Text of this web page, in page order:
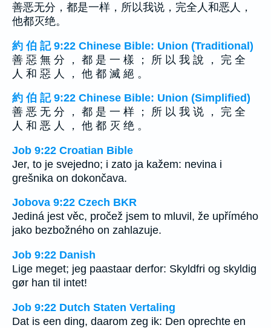
善恶无分，都是一样，所以我说，完全人和恶人，
他都灭绝。
約 伯 記 9:22 Chinese Bible: Union (Traditional)
善 惡 無 分 ， 都 是 一 樣 ； 所 以 我 說 ， 完 全
人 和 惡 人 ， 他 都 滅 絕 。
約 伯 記 9:22 Chinese Bible: Union (Simplified)
善 恶 无 分 ， 都 是 一 样 ； 所 以 我 说 ， 完 全
人 和 恶 人 ， 他 都 灭 绝 。
Job 9:22 Croatian Bible
Jer, to je svejedno; i zato ja kažem: nevina i
grešnika on dokončava.
Jobova 9:22 Czech BKR
Jediná jest věc, pročež jsem to mluvil, že upřímého
jako bezbožného on zahlazuje.
Job 9:22 Danish
Lige meget; jeg paastaar derfor: Skyldfri og skyldig
gør han til intet!
Job 9:22 Dutch Staten Vertaling
Dat is een ding, daarom zeg ik: Den oprechte en